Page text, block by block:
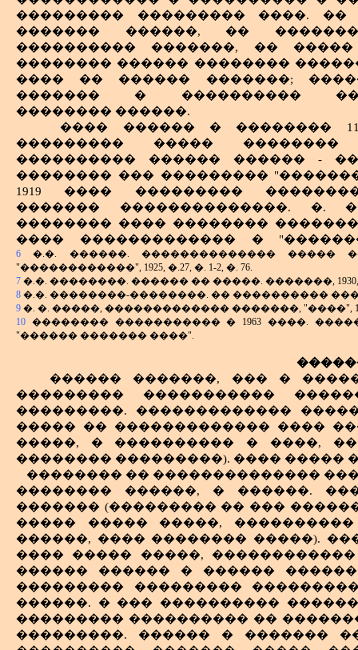
�������� �� �����-���������.
����� � ������� ������
������� ��� ������,
������� ��������� ����� ���
�����������; �������� � � ���
������� �� ������ �����
(�������) ��������� ������
���� ��� �� ������ ������
�����, ��������� � ��������� �
� ��� ���� ������.
������ ����� � ��������, ��
��� �� ������� �����, ������
��������� ��� ����� ��
��������� ������������. ��
��� ����������, �� �� ���� �
"������� ����� �����, ����� ��
��� �� �������"). ������ �
�����, ����� ������� �������
���� �� ���� ����� � ����.
�������� ����� - �������
������������ ����� ������
�� ������� ��� �������
���� ����� ����� ����� �
�������� ��� ������� ����,
������
�������� ���
� ����
��� ��������,
���� � ����,
� �������� ���,
� ���� �
������ �����,
����� ����� ������ �����
������. ���������
�������� ����� ��
�����������, �������
����� ����� � �����������.
�������� ������. ������ ����
��������� ��������� ����. ��
������� ������, ��
���������� �������, �� �����
�������� ������ ��������
���� �� ������ �������;
������� � ����������
�������� ������.
���� ������ � ��������
��������� ����� ��������
���������� ������ ������ -
�������� ��� ���������
1919 ���� ���������
������� ��������������. �.
�������� ���� ��������
���� ������������� �
������ , 1942 ���� ��� �������
������� ������ � ��������,
���������� �������, �������
�� ������. �������� ��� �����
����������� �������� �����,
�������� �������� � �������
����������� ����, � ���
��������� �����. �����,
������� ������� �������,
�����, ���������� ��
����������, �� ����������
�������, �� ��������������
���-��� ���������� � �����
�������, �������
������������� ��������� -
�������, ��������-�������, �
�� ����� ��������������
��������� ����������
�������� �� ������� ����,
����� �����, ��������� � ��
������� ������ ����� �
������ ���������� ����
�� ������������� �����������.
�� ���������� � �����������
6 �.�. ������. �������������� �����
"������������", 1925, �.27, �. 1-2, �. 76.
7 �.�. ��������. ������ �� �����. �������, 1930,
8 �.�. ��������-��������. �� ���������� �����.
9 �. �. �����, ������������� �������, "����",
10 �������� ����������� � 1963 ����.
"������ ������� ����".
������ �������, ��� �
��������� �����������
���������. �������������
����� �� ������������� ����
�����, � ���������� � ����,
�������� ���������). ���� �����
�������� �� ��������������
�������� ������, � ������.
������� (��������� �� ���
����� ����� �����,
������, ���� �������� �����).
���� ����� �����,
������ ������ � ������
��������� ���������
������. � ��� ����������
��������� ���������� ��
���������. ������ � �������